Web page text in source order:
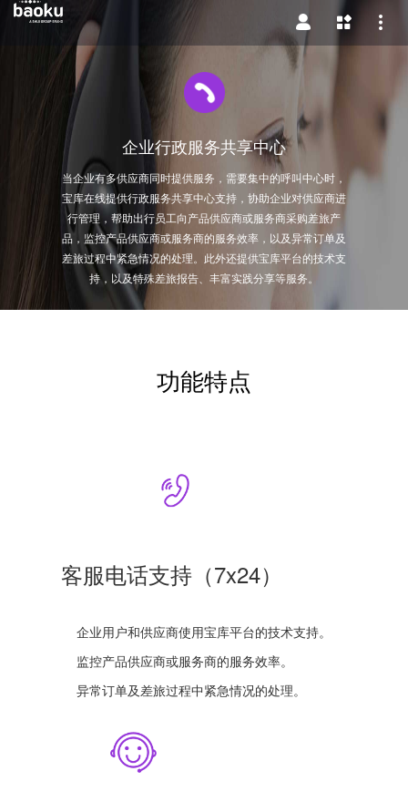
企业行政服务共享中心
当企业有多供应商同时提供服务，需要集中的呼叫中心时，
宝库在线提供行政服务共享中心支持，协助企业对供应商进
行管理，帮助出行员工向产品供应商或服务商采购差旅产
品，监控产品供应商或服务商的服务效率，以及异常订单及
差旅过程中紧急情况的处理。此外还提供宝库平台的技术支
持，以及特殊差旅报告、丰富实践分享等服务。
功能特点
客服电话支持（7x24）
企业用户和供应商使用宝库平台的技术支持。
监控产品供应商或服务商的服务效率。
异常订单及差旅过程中紧急情况的处理。